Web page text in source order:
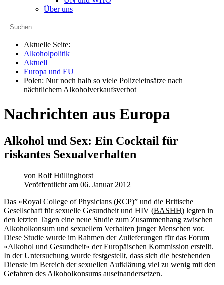
Über uns
Aktuelle Seite:
Alkoholpolitik
Aktuell
Europa und EU
Polen: Nur noch halb so viele Polizeieinsätze nach
nächtlichem Alkoholverkaufsverbot
Nachrichten aus Europa
Alkohol und Sex: Ein Cocktail für
riskantes Sexualverhalten
von Rolf Hüllinghorst
Veröffentlicht am 06. Januar 2012
Das »Royal College of Physicians (RCP)” und die Britische
Gesellschaft für sexuelle Gesundheit und HIV (BASHH) legten in
den letzten Tagen eine neue Studie zum Zusammenhang zwischen
Alkoholkonsum und sexuellem Verhalten junger Menschen vor.
Diese Studie wurde im Rahmen der Zulieferungen für das Forum
»Alkohol und Gesundheit« der Europäischen Kommission erstellt.
In der Untersuchung wurde festgestellt, dass sich die bestehenden
Dienste im Bereich der sexuellen Aufklärung viel zu wenig mit den
Gefahren des Alkoholkonsums auseinandersetzen.